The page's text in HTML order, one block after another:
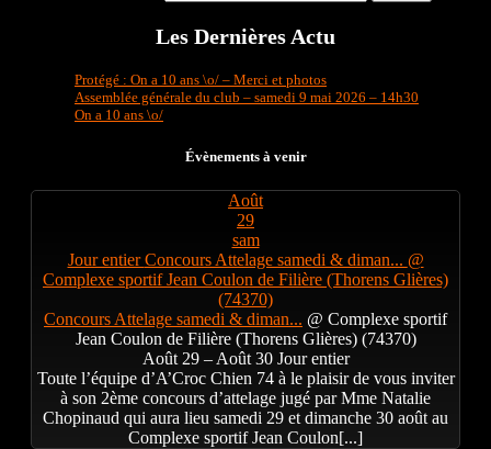
Les Dernières Actu
Protégé : On a 10 ans \o/ – Merci et photos
Assemblée générale du club – samedi 9 mai 2026 – 14h30
On a 10 ans \o/
Évènements à venir
Août
29
sam
Jour entierConcours Attelage samedi & diman... @
Complexe sportif Jean Coulon de Filière (Thorens Glières)
(74370)
Concours Attelage samedi & diman... @ Complexe sportif
Jean Coulon de Filière (Thorens Glières) (74370)
Août 29 – Août 30 Jour entier
Toute l’équipe d’A’Croc Chien 74 à le plaisir de vous inviter
à son 2ème concours d’attelage jugé par Mme Natalie
Chopinaud qui aura lieu samedi 29 et dimanche 30 août au
Complexe sportif Jean Coulon[...]